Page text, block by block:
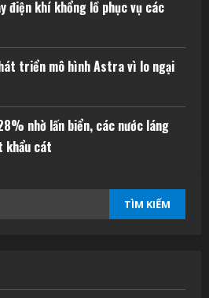
điện khí khổng lồ phục vụ các
triển mô hình Astra vì lo ngại
nhờ lấn biển, các nước láng
khẩu cát